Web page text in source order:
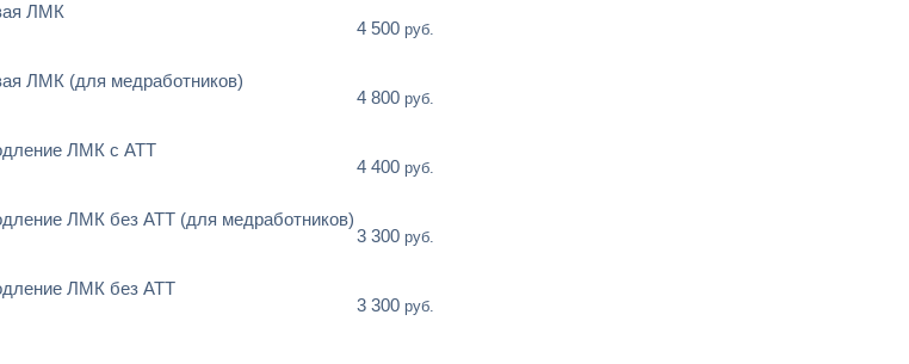
ЛМК
4 500 руб.
ЛМК (для медработников)
4 800 руб.
ЛМК с АТТ
4 400 руб.
ЛМК без АТТ (для медработников)
3 300 руб.
ЛМК без АТТ
3 300 руб.